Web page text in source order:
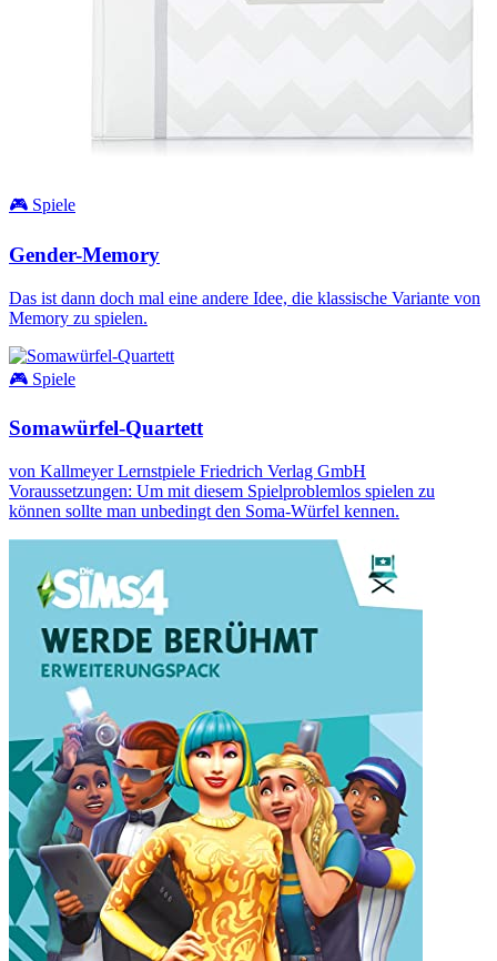
🎮 Spiele
Gender-Memory
Das ist dann doch mal eine andere Idee, die klassische Variante von
Memory zu spielen.
🎮 Spiele
Somawürfel-Quartett
von Kallmeyer Lernstpiele Friedrich Verlag GmbH
Voraussetzungen: Um mit diesem Spielproblemlos spielen zu
können sollte man unbedingt den Soma-Würfel kennen.